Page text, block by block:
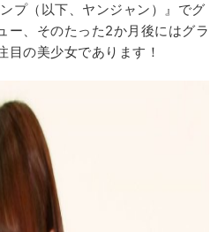
プ（以下、ヤンジャン）』でグ
ー、そのたった2か月後にはグラ
目の美少女であります！